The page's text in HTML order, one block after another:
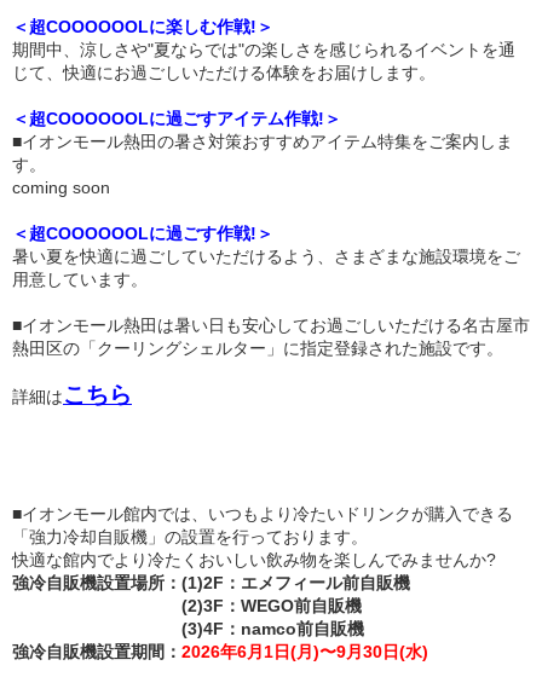
＜超COOOOOOLに楽しむ作戦!＞
期間中、涼しさや"夏ならでは"の楽しさを感じられるイベントを通
じて、快適にお過ごしいただける体験をお届けします。
＜超COOOOOOLに過ごすアイテム作戦!＞
■イオンモール熱田の暑さ対策おすすめアイテム特集をご案内しま
す。
coming soon
＜超COOOOOOLに過ごす作戦!＞
暑い夏を快適に過ごしていただけるよう、さまざまな施設環境をご
用意しています。
■イオンモール熱田は暑い日も安心してお過ごしいただける名古屋市
熱田区の「クーリングシェルター」に指定登録された施設です。
詳細はこちら
■イオンモール館内では、いつもより冷たいドリンクが購入できる
「強力冷却自販機」の設置を行っております。
快適な館内でより冷たくおいしい飲み物を楽しんでみませんか?
強冷自販機設置場所：(1)2F：エメフィール前自販機
(2)3F：WEGO前自販機
(3)4F：namco前自販機
強冷自販機設置期間： 2026年6月1日(月)〜9月30日(水)